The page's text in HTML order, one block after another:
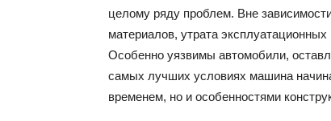
целому ряду проблем. Вне
материалов, утрата
Особенно уязвимы автомобили,
самых лучших условиях машина
временем, но и особенностями